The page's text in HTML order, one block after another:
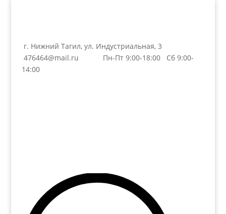
г. Нижний Тагил, ул. Индустриальная, 3
476464@mail.ru
Пн-Пт 9:00-18:00 Сб 9:00-
14:00